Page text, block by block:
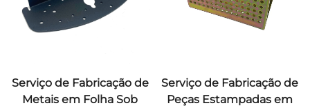
Serviço de Fabricação de
Metais em Folha Sob
Serviço de Fabricação de
Peças Estampadas em